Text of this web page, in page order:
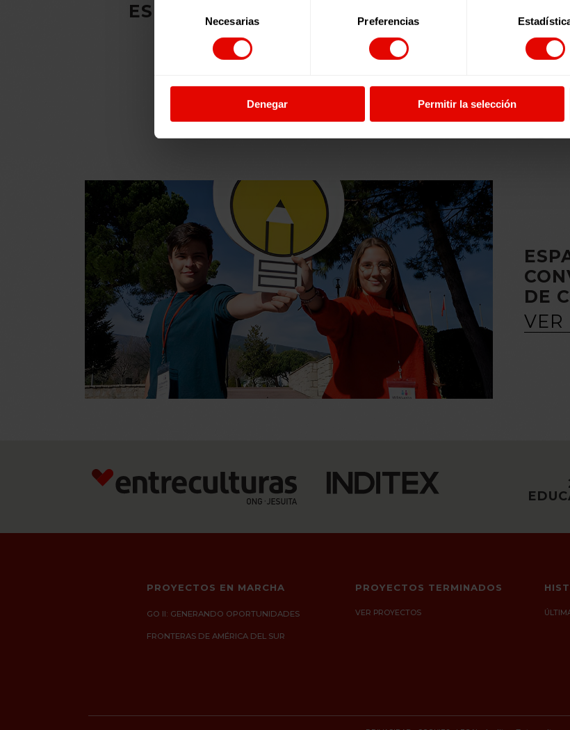
consentimiento
Necesarias Preferencias
Denegar Permitir la selección
ESPAÑA: VUELTA AL COLE EN 20/21
PARA RECUPERARNOS CON
IGUALDAD E INCLUSIÓN
DE
VER
PROYECTOS EN MARCHA
GO II: GENERANDO OPORTUNIDADES
FRONTERAS DE AMÉRICA DEL SUR
PROYECTOS TERMINADOS
VER PROYECTOS